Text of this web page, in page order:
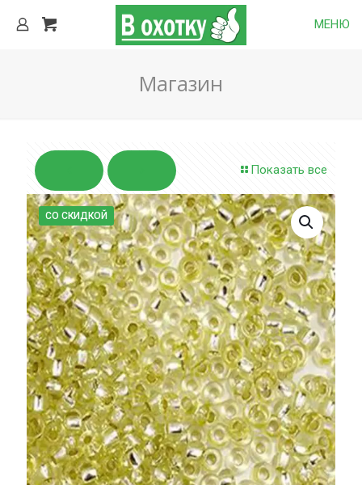
МЕНЮ
Магазин
Показать все
СО СКИДКОЙ